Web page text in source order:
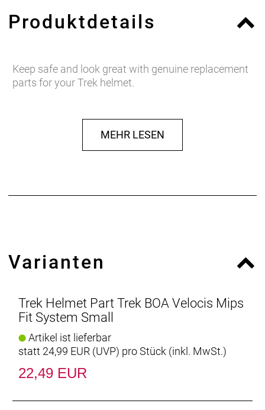
Produktdetails
Keep safe and look great with genuine replacement
parts for your Trek helmet.
MEHR LESEN
Varianten
Trek Helmet Part Trek BOA Velocis Mips
Fit System Small
Artikel ist lieferbar
statt 24,99 EUR (UVP) pro Stück (inkl. MwSt.)
22,49 EUR